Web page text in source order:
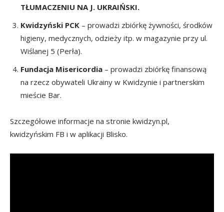
TŁUMACZENIU NA J. UKRAIŃSKI.
Kwidzyński PCK – prowadzi zbiórkę żywności, środków
higieny, medycznych, odzieży itp. w magazynie przy ul.
Wiślanej 5 (Perła).
Fundacja Misericordia – prowadzi zbiórkę finansową
na rzecz obywateli Ukrainy w Kwidzynie i partnerskim
mieście Bar.
Szczegółowe informacje na stronie kwidzyn.pl,
kwidzyńskim FB i w aplikacji Blisko.